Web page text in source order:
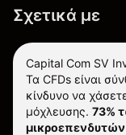
Σχετικά με
Capital Com SV
Τα CFDs είναι
κίνδυνο να
μόχλευσης. 73%